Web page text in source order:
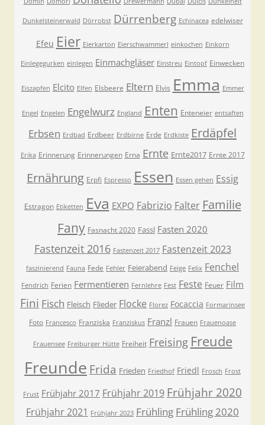
Dunkelsteinerwald Dörrobst Dürrenberg Echinacea edelwiser
Efeu Eier Eierkarton Eierschwammerl einkochen Einkorn
Einlegegurken einlegen Einmachgläser Einstreu Eintopf Einwecken
Eiszapfen Elcito Elfen Elsbeere Eltern Elvis Emma Emmer
Engel Engelen Engelwurz England Enten Enteneier entsaften
Erbsen Erdbad Erdbeer Erdbirne Erde Erdkiste Erdäpfel
Erika Erinnerung Erinnerungen Erna Ernte Ernte2017 Ernte 2017
Ernährung Erpfi Espresso Essen Essen gehen Essig
Estragon Etiketten Eva EXPO Fabrizio Falter Familie
Fany Fasnacht 2020 Fassl Fasten 2020
Fastenzeit 2016 Fastenzeit 2017 Fastenzeit 2023
faszinierend Fauna Fede Fehler Feierabend Feige Felix Fenchel
Fendrich Ferien Fermentieren Fernlehre Fest Feste Feuer Film
Fini Fisch Fleisch Flieder Flocke Florez Focaccia Formarinsee
Foto Francesco Franziska Franziskus Franzl Frauen Frauenoase
Frauensee Freiburger Hütte Freiheit Freising Freude
Freunde Frida Frieden Friedhof Friedl Frosch Frost
Frust Frühjahr 2017 Frühjahr 2019 Frühjahr 2020
Frühjahr 2021 Frühjahr 2023 Frühling Frühling 2020